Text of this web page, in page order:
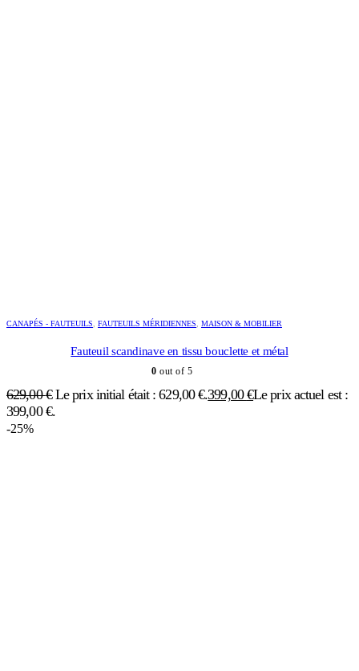
CANAPÉS - FAUTEUILS FAUTEUILS MÉRIDIENNES MAISON & MOBILIER
Fauteuil scandinave en tissu bouclette et métal
0 out of 5
629,00€ Le prix initial était : 629,00 €.399,00€Le prix actuel est :
399,00 €.
-25%